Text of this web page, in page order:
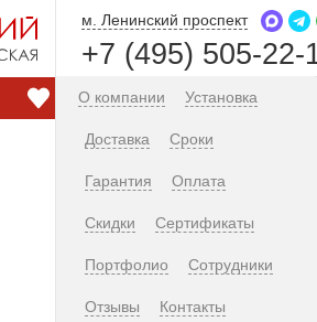
м. Ленинский проспект
+7 (495) 505-22-
О компании Установка
Доставка Сроки
Гарантия Оплата
Скидки Сертификаты
Портфолио Сотрудники
Отзывы Контакты